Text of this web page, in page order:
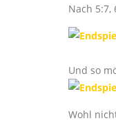
Nach
Und so
Wohl